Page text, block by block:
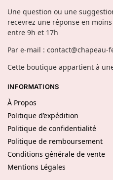
Une question ou une
recevrez une réponse en
entre 9h et 17h
Par e-mail : contact@chapeau-
Cette boutique appartient à
INFORMATIONS
À Propos
Politique d’expédition
Politique de confidentialité
Politique de remboursement
Conditions générale de vente
Mentions Légales